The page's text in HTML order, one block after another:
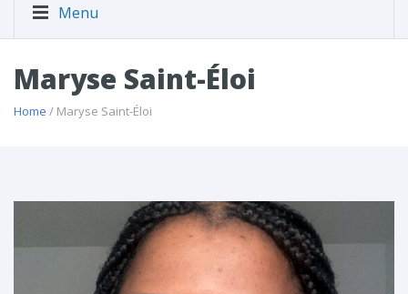
Menu
Maryse Saint-Éloi
Home / Maryse Saint-Éloi